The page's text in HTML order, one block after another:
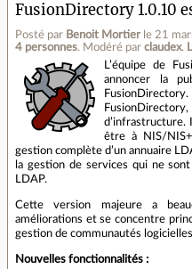
FusionDirectory 1.0.10
Posté par Benoit Mortier le 21
4 personnes. Modéré par claudex.
L’équipe de
annoncer la
d’infrastructure.
être à NIS/
gestion complète d’un annuaire
la gestion de services qui ne
LDAP.
Cette version majeure a
améliorations et se concentre
gestion de communautés
Nouvelles fonctionnalités :